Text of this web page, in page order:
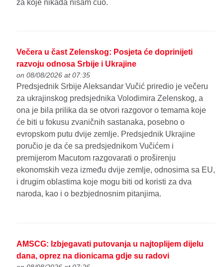
za koje nikada nisam čuo.
Večera u čast Zelenskog: Posjeta će doprinijeti
razvoju odnosa Srbije i Ukrajine
on 08/08/2026 at 07:35
Predsjednik Srbije Aleksandar Vučić priredio je večeru
za ukrajinskog predsjednika Volodimira Zelenskog, a
ona je bila prilika da se otvori razgovor o temama koje
će biti u fokusu zvaničnih sastanaka, posebno o
evropskom putu dvije zemlje. Predsjednik Ukrajine
poručio je da će sa predsjednikom Vučićem i
premijerom Macutom razgovarati o proširenju
ekonomskih veza između dvije zemlje, odnosima sa EU,
i drugim oblastima koje mogu biti od koristi za dva
naroda, kao i o bezbjednosnim pitanjima.
AMSCG: Izbjegavati putovanja u najtoplijem dijelu
dana, oprez na dionicama gdje su radovi